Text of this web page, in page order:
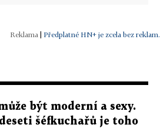
| Předplatné HN+ je zcela bez reklam.
být moderní a sexy.
šéfkuchařů je toho